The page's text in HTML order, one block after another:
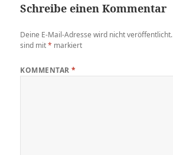
Schreibe einen Kommentar
Deine E-Mail-Adresse wird nicht veröffentlicht.
sind mit* markiert
KOMMENTAR*